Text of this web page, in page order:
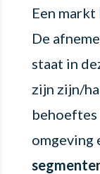
Een
De
staat in
zijn zijn/
behoeftes
omgeving